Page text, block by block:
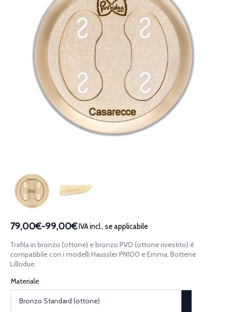
79,00€-99,00€
Fascia
di
prezzo:
da
79,00€
a
99,00€
IVA incl., se applicabile
Trafila in bronzo (ottone) e bronzo PVD (ottone rivestito) è
compatibile con i modelli Haussler PN100 e Emma, Bottene
Lillodue.
Materiale